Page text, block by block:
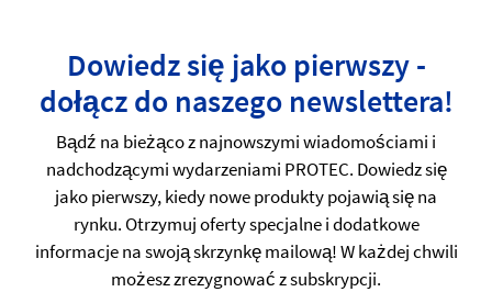
Dowiedz się jako pierwszy -
dołącz do naszego newslettera!
Bądź na bieżąco z najnowszymi wiadomościami i
nadchodzącymi wydarzeniami PROTEC. Dowiedz się
jako pierwszy, kiedy nowe produkty pojawią się na
rynku. Otrzymuj oferty specjalne i dodatkowe
informacje na swoją skrzynkę mailową! W każdej chwili
możesz zrezygnować z subskrypcji.